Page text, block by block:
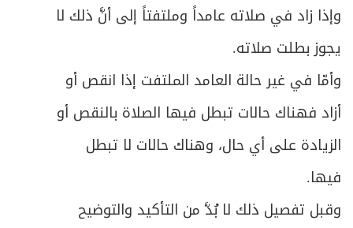
وإذا زاد في صلاته عامداً وملتفتاً إلى أنَّ ذلك لا
يجوز بطلت صلاته.
وأمّا في غير حالة العامد الملتفت إذا انقص أو
أزاد فهناك حالات تبطل فيها الصلاة بالنقص أو
الزيادة على أي حال، وهناك حالات لا تبطل
فيها.
وقبل تفصيل ذلك لا بُدَّ من التأكيد والتوضيح
ص 405 المبحث الأول ـ في صلاة الجمعة
409 المبحث الثاني ـ في صلاة الآيات
ص
413 المبحث الثالث ـ في صلاة العيدين
ص
415 المبحث الرابع ـ في صلوات أخرى مستحبة
417 الفصل السابع - في القضاء